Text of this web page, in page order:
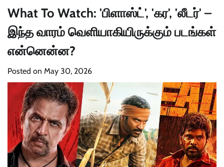
What To Watch: 'பிளாஸ்ட்', 'கர', 'லீடர்' –
இந்த வாரம் வெளியாகியிருக்கும் படங்கள்
என்னென்ன?
Posted on May 30, 2026